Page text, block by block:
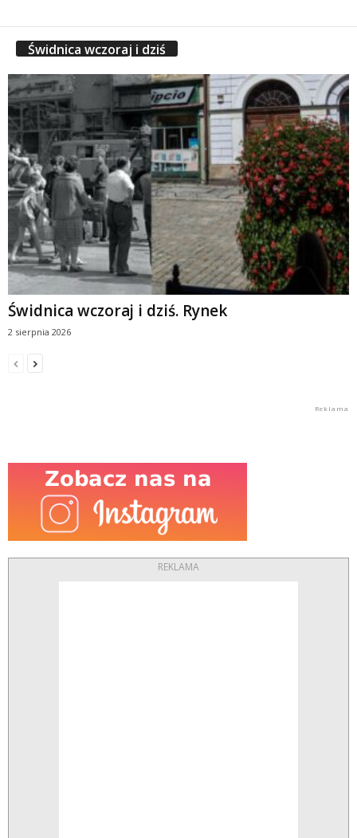
Świdnica wczoraj i dziś
Świdnica wczoraj i dziś. Rynek
2 sierpnia 2026
REKLAMA